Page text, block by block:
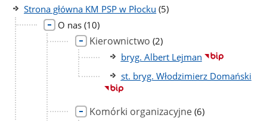
Strona główna KM PSP w Płocku liczba
(5)
O nas liczba
podstron
(10)
Kierownictwo liczba
podstron
(2)
bryg. Albert Lejman
st. bryg. Włodzimierz Domański
Komórki organizacyjne liczba
(6)